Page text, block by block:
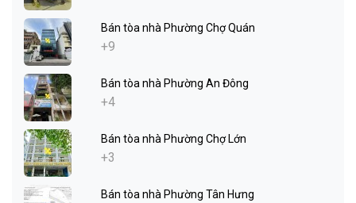
Bán tòa nhà Phường Chợ Quán
+9
Bán tòa nhà Phường An Đông
+4
Bán tòa nhà Phường Chợ Lớn
+3
Bán tòa nhà Phường Tân Hưng